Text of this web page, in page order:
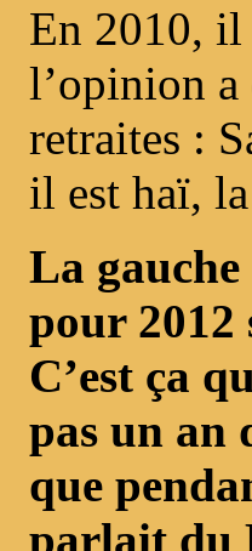
En 2010, il
l’opinion a
retraites :
il est haï,
La
pour 2012
C’est ça
pas un an
que
parlait du